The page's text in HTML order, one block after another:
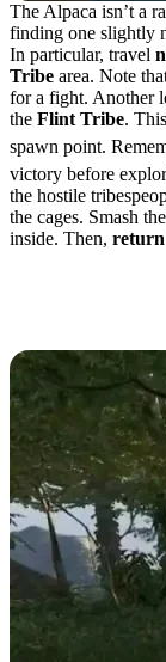
The Alpaca isn’t a
finding one slightly
In particular, travel
Tribe area. Note
for a fight. Another
the Flint Tribe.
spawn point.
victory before
the hostile
the cages. Smash
inside. Then,